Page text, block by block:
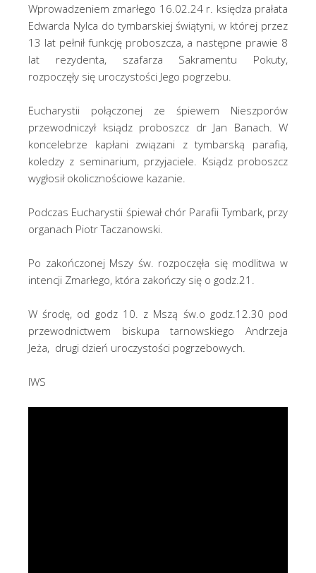
Wprowadzeniem zmarłego 16.02.24 r. księdza prałata
Edwarda Nylca do tymbarskiej świątyni, w której przez
13 lat pełnił funkcję proboszcza, a następne prawie 8
lat rezydenta, szafarza Sakramentu Pokuty,
rozpoczęły się uroczystości Jego pogrzebu.
Eucharystii połączonej ze śpiewem Nieszporów
przewodniczył ksiądz proboszcz dr Jan Banach. W
koncelebrze kapłani związani z tymbarską parafią,
koledzy z seminarium, przyjaciele. Ksiądz proboszcz
wygłosił okolicznościowe kazanie.
Podczas Eucharystii śpiewał chór Parafii Tymbark, przy
organach Piotr Taczanowski.
Po zakończonej Mszy św. rozpoczęła się modlitwa w
intencji Zmarłego, która zakończy się o godz.21.
W środę, od godz 10. z Mszą św.o godz.12.30 pod
przewodnictwem biskupa tarnowskiego Andrzeja
Jeża, drugi dzień uroczystości pogrzebowych.
IWS